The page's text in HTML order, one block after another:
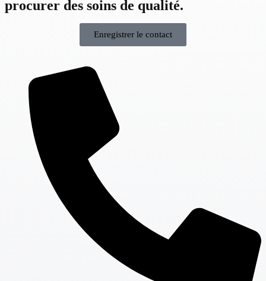
procurer des soins de qualité.
Enregistrer le contact